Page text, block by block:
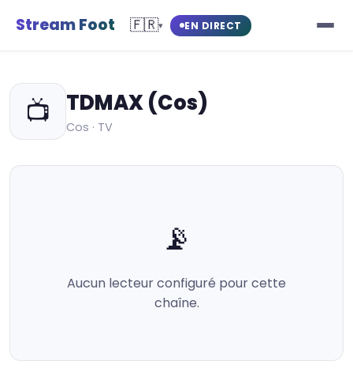
Stream Foot 🇫🇷▾ EN DIRECT
📺 TDMAX (Cos)
Cos · TV
📡
Aucun lecteur configuré pour cette
chaîne.